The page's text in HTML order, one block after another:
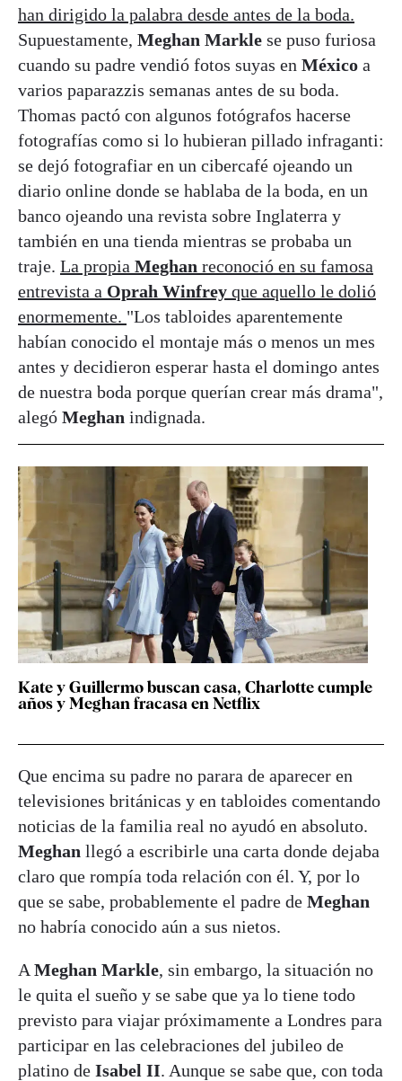
han dirigido la palabra desde antes de la boda.
Supuestamente, Meghan Markle se puso furiosa
cuando su padre vendió fotos suyas en México a
varios paparazzis semanas antes de su boda.
Thomas pactó con algunos fotógrafos hacerse
fotografías como si lo hubieran pillado infraganti:
se dejó fotografiar en un cibercafé ojeando un
diario online donde se hablaba de la boda, en un
banco ojeando una revista sobre Inglaterra y
también en una tienda mientras se probaba un
traje. La propia Meghan reconoció en su famosa
entrevista a Oprah Winfrey que aquello le dolió
enormemente. "Los tabloides aparentemente
habían conocido el montaje más o menos un mes
antes y decidieron esperar hasta el domingo antes
de nuestra boda porque querían crear más drama",
alegó Meghan indignada.
Kate y Guillermo buscan casa, Charlotte cumple
años y Meghan fracasa en Netflix
Que encima su padre no parara de aparecer en
televisiones británicas y en tabloides comentando
noticias de la familia real no ayudó en absoluto.
Meghan llegó a escribirle una carta donde dejaba
claro que rompía toda relación con él. Y, por lo
que se sabe, probablemente el padre de Meghan
no habría conocido aún a sus nietos.
A Meghan Markle, sin embargo, la situación no
le quita el sueño y se sabe que ya lo tiene todo
previsto para viajar próximamente a Londres para
participar en las celebraciones del jubileo de
platino de Isabel II. Aunque se sabe que, con toda